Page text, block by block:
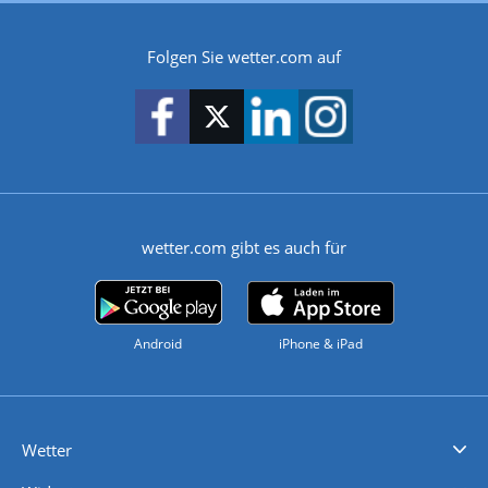
Folgen Sie wetter.com auf
wetter.com gibt es auch für
Android iPhone & iPad
Wetter